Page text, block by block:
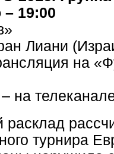
– 19:00
Лиани
на
на
расклад
турнира